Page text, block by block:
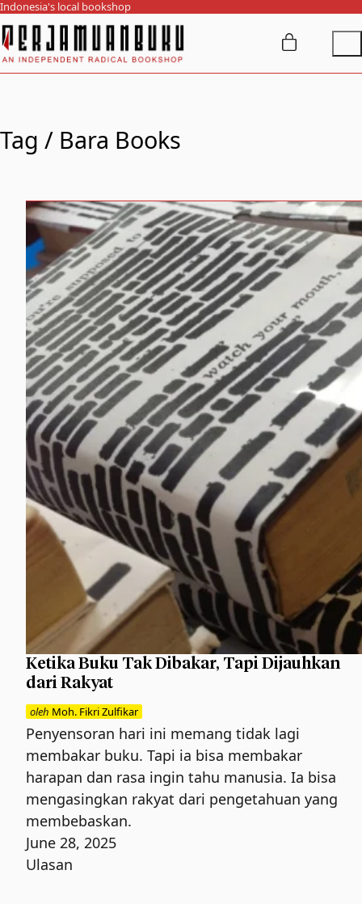
Indonesia's local bookshop
Tag / Bara Books
Ketika Buku Tak Dibakar, Tapi Dijauhkan
dari Rakyat
oleh Moh. Fikri Zulfikar
Penyensoran hari ini memang tidak lagi
membakar buku. Tapi ia bisa membakar
harapan dan rasa ingin tahu manusia. Ia bisa
mengasingkan rakyat dari pengetahuan yang
membebaskan.
June 28, 2025
Ulasan